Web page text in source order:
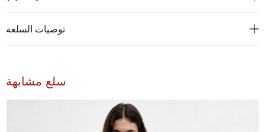
توصيات السلعة
سلع مشابهة